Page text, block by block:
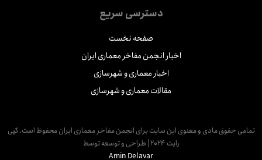
دسترسی سریع
صفحه نخست
اخبار انجمن مفاخر معماری ایران
اخبار معماری و شهرسازی
مقالات معماری و شهرسازی
حقوق مادی و معنوی این سایت برای انجمن مفاخر معماری ایران محفوظ است. کپی
رایت 2024 | طراحی و توسعه توسط
Amin Delavar